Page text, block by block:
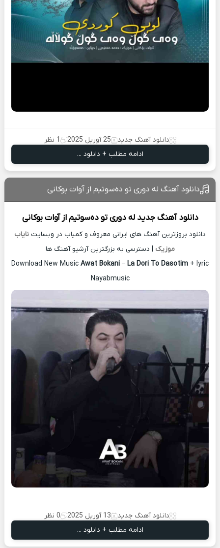
دانلود آهنگ جدید 25 آوریل 2025
1 نظر
ادامه مطلب + دانلود ...
دانلود آهنگ له دوری تو ده‌سوتیم از آوات بوکانی
دانلود آهنگ جدید له دوری تو ده‌سوتیم ازآوات بوکانی
دانلود بروزترین آهنگ های ایرانی معروف و کمیاب در وبسایت نایاب
موزیک | دسترسی به بزرگترین آرشیو آهنگ ها
Download New Music Awat Bokani – La Dori To Dasotim + lyric
Nayabmusic
دانلود آهنگ جدید 13 آوریل 2025
0 نظر
ادامه مطلب + دانلود ...